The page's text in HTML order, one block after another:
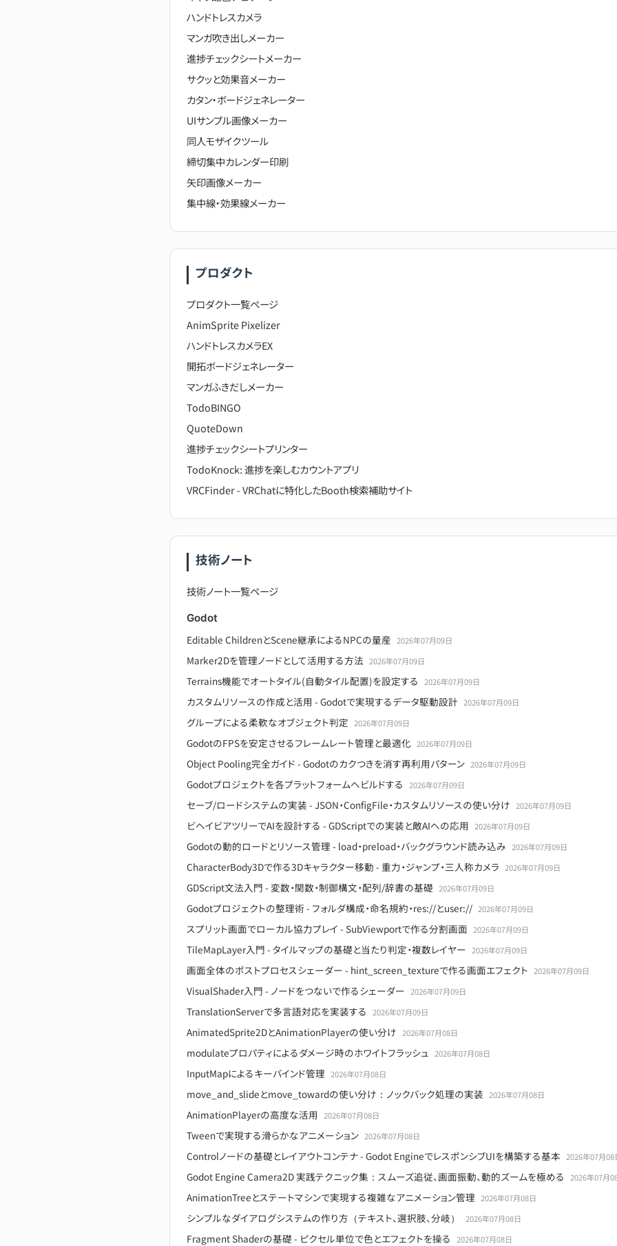
ハンドトレスカメラ
マンガ吹き出しメーカー
進捗チェックシートメーカー
サクッと効果音メーカー
カタン・ボードジェネレーター
UIサンプル画像メーカー
同人モザイクツール
締切集中カレンダー印刷
矢印画像メーカー
集中線・効果線メーカー
プロダクト
プロダクト一覧ページ
AnimSprite Pixelizer
ハンドトレスカメラEX
開拓ボードジェネレーター
マンガふきだしメーカー
TodoBINGO
QuoteDown
進捗チェックシートプリンター
TodoKnock: 進捗を楽しむカウントアプリ
VRCFinder - VRChatに特化したBooth検索補助サイト
技術ノート
技術ノート一覧ページ
Godot
Editable ChildrenとScene継承によるNPCの量産 2026年07月09日
Marker2Dを管理ノードとして活用する方法 2026年07月09日
Terrains機能でオートタイル(自動タイル配置)を設定する 2026年07月09日
カスタムリソースの作成と活用 - Godotで実現するデータ駆動設計 2026年07月09日
グループによる柔軟なオブジェクト判定 2026年07月09日
GodotのFPSを安定させるフレームレート管理と最適化 2026年07月09日
Object Pooling完全ガイド - Godotのカクつきを消す再利用パターン 2026年07月09日
Godotプロジェクトを各プラットフォームへビルドする 2026年07月09日
セーブ/ロードシステムの実装 - JSON・ConfigFile・カスタムリソースの使い分け 2026年07月09日
ビヘイビアツリーでAIを設計する - GDScriptでの実装と敵AIへの応用 2026年07月09日
Godotの動的ロードとリソース管理 - load・preload・バックグラウンド読み込み 2026年07月09日
CharacterBody3Dで作る3Dキャラクター移動 - 重力・ジャンプ・三人称カメラ 2026年07月09日
GDScript文法入門 - 変数・関数・制御構文・配列/辞書の基礎 2026年07月09日
Godotプロジェクトの整理術 - フォルダ構成・命名規約・res://とuser:// 2026年07月09日
スプリット画面でローカル協力プレイ - SubViewportで作る分割画面 2026年07月09日
TileMapLayer入門 - タイルマップの基礎と当たり判定・複数レイヤー 2026年07月09日
画面全体のポストプロセスシェーダー - hint_screen_textureで作る画面エフェクト 2026年07月09日
VisualShader入門 - ノードをつないで作るシェーダー 2026年07月09日
TranslationServerで多言語対応を実装する 2026年07月09日
AnimatedSprite2DとAnimationPlayerの使い分け 2026年07月08日
modulateプロパティによるダメージ時のホワイトフラッシュ 2026年07月08日
InputMapによるキーバインド管理 2026年07月08日
move_and_slideとmove_towardの使い分け：ノックバック処理の実装 2026年07月08日
AnimationPlayerの高度な活用 2026年07月08日
Tweenで実現する滑らかなアニメーション 2026年07月08日
Controlノードの基礎とレイアウトコンテナ - Godot EngineでレスポンシブUIを構築する基本 2026年07月08
Godot Engine Camera2D 実践テクニック集：スムーズ追従、画面振動、動的ズームを極める 2026年07月
AnimationTreeとステートマシンで実現する複雑なアニメーション管理 2026年07月08日
シンプルなダイアログシステムの作り方（テキスト、選択肢、分岐） 2026年07月08日
Fragment Shaderの基礎 - ピクセル単位で色とエフェクトを操る 2026年07月08日